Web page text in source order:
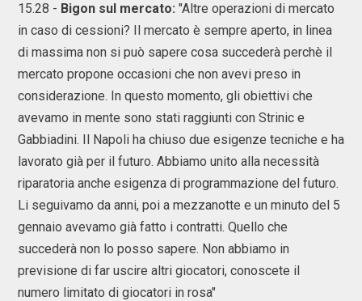
15.28 - Bigon sul mercato: "Altre operazioni di mercato
in caso di cessioni? Il mercato è sempre aperto, in linea
di massima non si può sapere cosa succederà perchè il
mercato propone occasioni che non avevi preso in
considerazione. In questo momento, gli obiettivi che
avevamo in mente sono stati raggiunti con Strinic e
Gabbiadini. Il Napoli ha chiuso due esigenze tecniche e ha
lavorato già per il futuro. Abbiamo unito alla necessità
riparatoria anche esigenza di programmazione del futuro.
Li seguivamo da anni, poi a mezzanotte e un minuto del 5
gennaio avevamo già fatto i contratti. Quello che
succederà non lo posso sapere. Non abbiamo in
previsione di far uscire altri giocatori, conoscete il
numero limitato di giocatori in rosa"